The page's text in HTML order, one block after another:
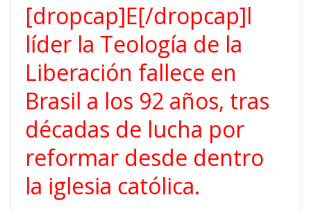
[dropcap]E[/dropcap]l
líder la Teología de la
Liberación fallece en
Brasil a los 92 años, tras
décadas de lucha por
reformar desde dentro
la iglesia católica.